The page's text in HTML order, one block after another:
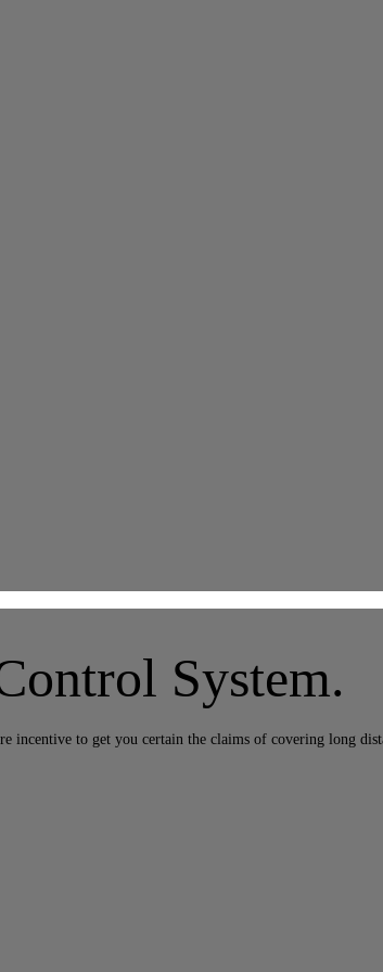
System.
incentive to get you certain the claims of covering long